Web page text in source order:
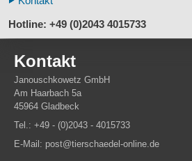
Hotline: +49 (0)2043 4015733
Kontakt
Janouschkowetz GmbH
Am Haarbach 5a
45964 Gladbeck
Tel.: +49 - (0)2043 - 4015733
E-Mail: post@tierschaedel-online.de